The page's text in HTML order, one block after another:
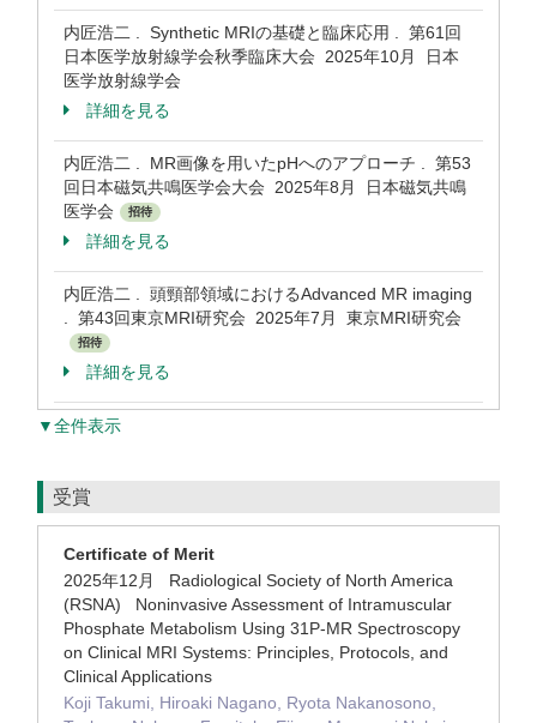
内匠浩二 . Synthetic MRIの基礎と臨床応用 . 第61回
日本医学放射線学会秋季臨床大会 2025年10月 日本
医学放射線学会
詳細を見る
内匠浩二 . MR画像を用いたpHへのアプローチ . 第53
回日本磁気共鳴医学会大会 2025年8月 日本磁気共鳴
医学会
招待
詳細を見る
内匠浩二 . 頭頸部領域におけるAdvanced MR imaging
. 第43回東京MRI研究会 2025年7月 東京MRI研究会
招待
詳細を見る
▼全件表示
受賞
Certificate of Merit
2025年12月 Radiological Society of North America
(RSNA) Noninvasive Assessment of Intramuscular
Phosphate Metabolism Using 31P-MR Spectroscopy
on Clinical MRI Systems: Principles, Protocols, and
Clinical Applications
Koji Takumi, Hiroaki Nagano, Ryota Nakanosono,